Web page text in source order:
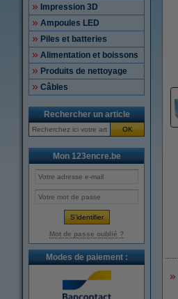
Impression 3D
Ampoules LED
Piles et batteries
Alimentation et boissons
Produits de nettoyage
Câbles
Rechercher un article
OK
Mon 123encre.be
Mot de passe oublié ?
Modes de paiement :